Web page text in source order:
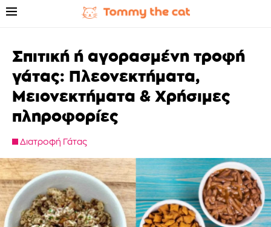
Σπιτική ή αγορασμένη τροφή
γάτας: Πλεονεκτήματα,
Μειονεκτήματα & Χρήσιμες
πληροφορίες
Διατροφή Γάτας